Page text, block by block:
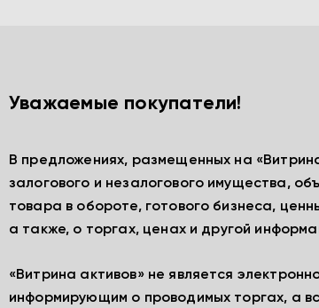
Уважаемые покупатели!
В предложениях, размещенных на
залогового и незалогового имущества,
товара в обороте, готового бизнеса,
а также, о торгах, ценах и другой
«Витрина активов» не является
информирующим о проводимых торгах, а